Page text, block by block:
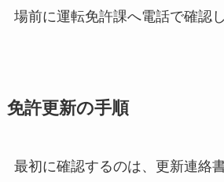
場前に運転免許課へ電話で確認
免許更新の手順
最初に確認するのは、更新連絡